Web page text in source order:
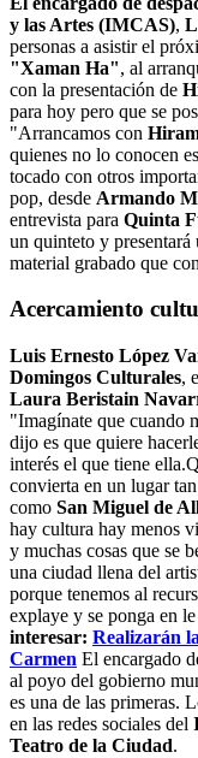
y las Artes (IMCAS),
personas a asistir el
"Xaman Ha", al
con la presentación de
para hoy pero que se
"Arrancamos con
quienes no lo conocen
tocado con otros
pop, desde Armando
entrevista para Quinta
un quinteto y presentará
material grabado que
Acercamiento
Luis Ernesto López
Domingos Culturales,
Laura Beristain
"Imagínate que cuando
dijo es que quiere
interés el que tiene
convierta en un lugar
como San Miguel de
hay cultura hay menos
y muchas cosas que se
una ciudad llena del
porque tenemos al
explaye y se ponga en
interesar: Realizarán
Carmen El encargado
al poyo del gobierno
es una de las primeras.
en las redes sociales del
Teatro de la Ciudad.